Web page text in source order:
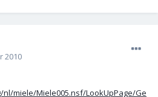
2010
miele/Miele005.nsf/LookUpPage/Ge